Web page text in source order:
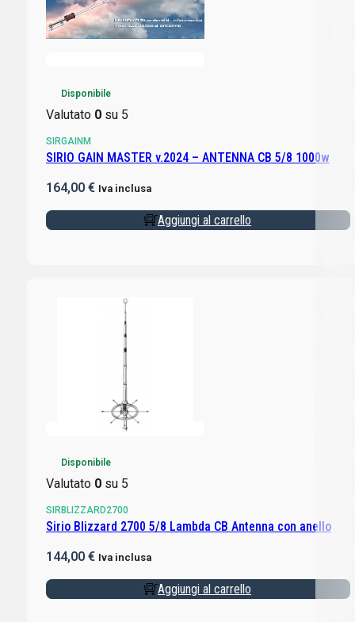
Disponibile
Valutato 0su 5
SIRGAINM
SIRIO GAIN MASTER v.2024 – ANTENNA CB 5/8 1000w
164,00 € Iva inclusa
Aggiungi al carrello
Disponibile
Valutato 0su 5
SIRBLIZZARD2700
Sirio Blizzard 2700 5/8 Lambda CB Antenna con anello
144,00 € Iva inclusa
Aggiungi al carrello